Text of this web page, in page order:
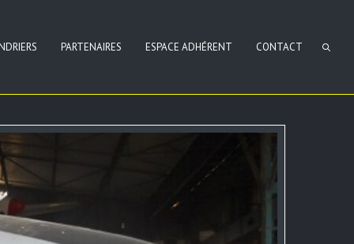
PARTENAIRES ESPACE ADHÉRENT CONTACT